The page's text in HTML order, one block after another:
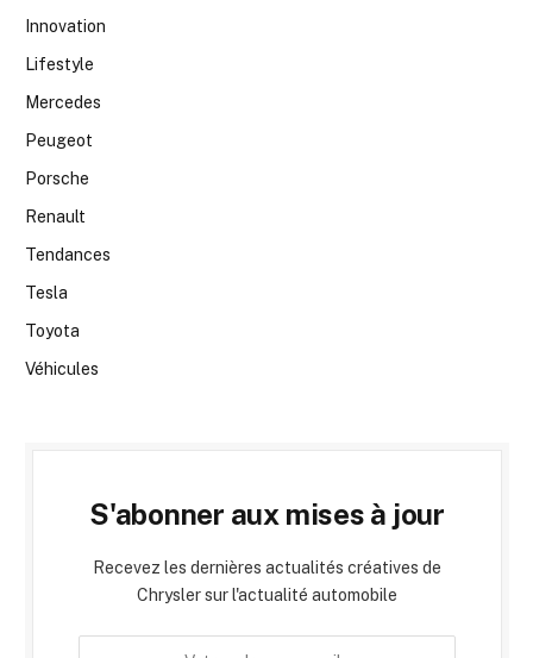
Innovation
Lifestyle
Mercedes
Peugeot
Porsche
Renault
Tendances
Tesla
Toyota
Véhicules
S'abonner aux mises à jour
Recevez les dernières actualités créatives de
Chrysler sur l'actualité automobile